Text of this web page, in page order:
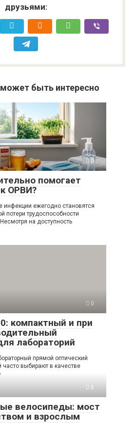
друзьями:
быть интересно
0
помогает
ОРВИ?
инфекции ежегодно становятся
потери трудоспособности
на доступность
0
компактный и при
лабораторий
прямой оптический
часто выбирают в качестве
0
велосипеды: мост
и взрослым